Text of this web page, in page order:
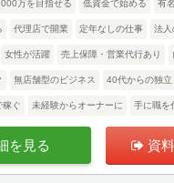
万を目指せる 低資金で始める 有
代理店で開業 定年なしの仕事 法人
女性が活躍 売上保障・営業代行あり
無店舗型のビジネス 40代からの独立
稼ぐ 未経験からオーナーに 手に職を
を見る 資